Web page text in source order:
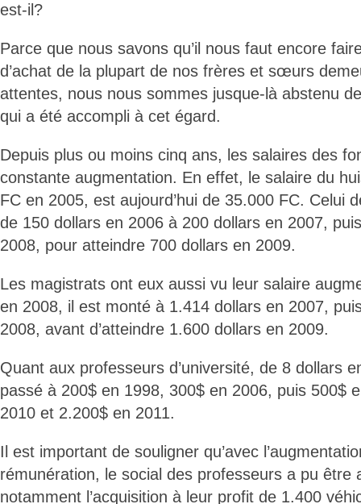
est-il?
Parce que nous savons qu’il nous faut encore
d’achat de la plupart de nos frères et sœurs
attentes, nous nous sommes jusque-là abstenu
qui a été accompli à cet égard.
Depuis plus ou moins cinq ans, les salaires des
constante augmentation. En effet, le salaire du
FC en 2005, est aujourd’hui de 35.000 FC. Celui
de 150 dollars en 2006 à 200 dollars en 2007,
2008, pour atteindre 700 dollars en 2009.
Les magistrats ont eux aussi vu leur salaire
en 2008, il est monté à 1.414 dollars en 2007,
2008, avant d’atteindre 1.600 dollars en 2009.
Quant aux professeurs d’université, de 8 dollars
passé à 200$ en 1998, 300$ en 2006, puis 500$
2010 et 2.200$ en 2011.
Il est important de souligner qu’avec
rémunération, le social des professeurs a pu être
notamment l’acquisition à leur profit de 1.400